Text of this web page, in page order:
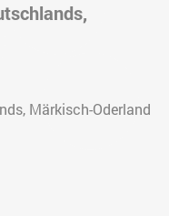
Märkisch-Oderland